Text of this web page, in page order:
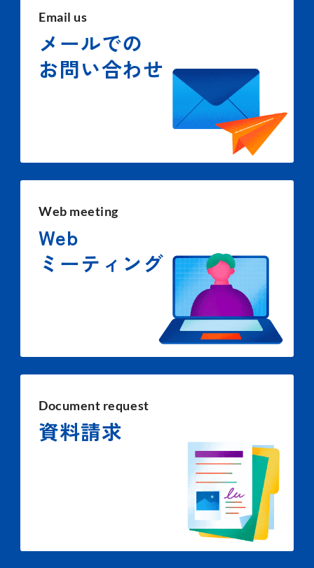
Email us
メールでの
お問い合わせ
Web meeting
Web
ミーティング
Document request
資料請求